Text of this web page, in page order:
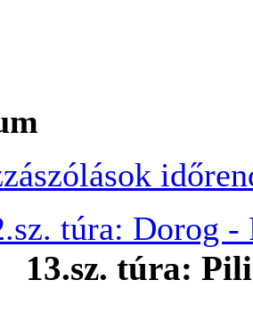
túra: Dorog -
13.sz. túra: